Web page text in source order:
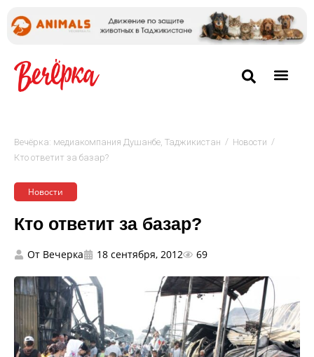
Вечёрка: медиакомпания Душанбе, Таджикистан / Новости /
Кто ответит за базар?
Новости
Кто ответит за базар?
От Вечерка 18 сентября, 2012 69